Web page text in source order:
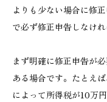
よりも少ない場合に修
で必ず修正申告しなけ
まず明確に修正申告が
ある場合です。たとえ
によって所得税が10万